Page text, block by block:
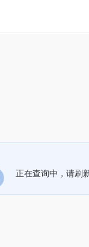
正在查询中，请刷